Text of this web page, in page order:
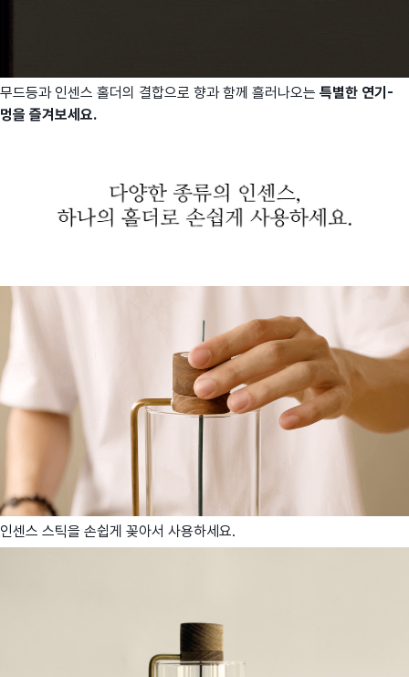
무드등과 인센스 홀더의 결합으로 향과 함께 흘러나오는 특별한 연기-
멍을 즐겨보세요.
인센스 스틱을 손쉽게 꽂아서 사용하세요.